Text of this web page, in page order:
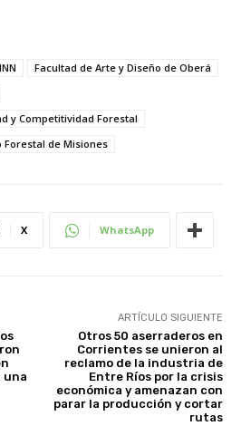
Facultad de Arte y Diseño de Oberá
y Competitividad Forestal
de Misiones
X WhatsApp
una
ARTÍCULO SIGUIENTE
Otros 50 aserraderos en
Corrientes se unieron al
reclamo de la industria de
Entre Ríos por la crisis
económica y amenazan con
parar la producción y cortar
rutas